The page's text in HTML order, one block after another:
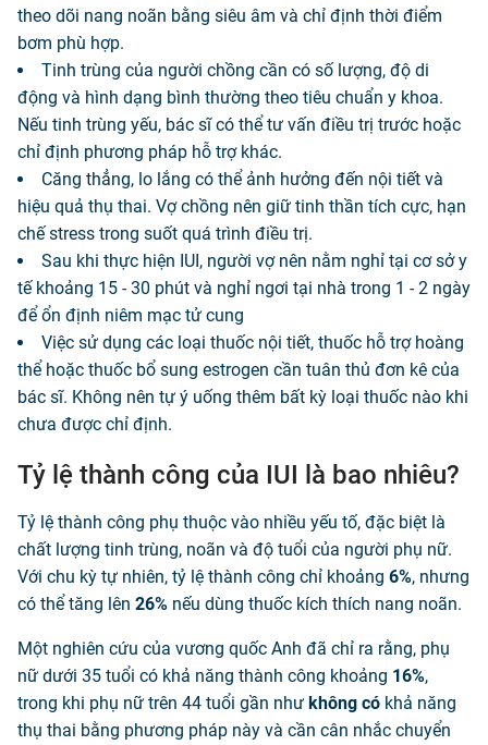
theo dõi nang noãn bằng siêu âm và chỉ định thời điểm
bơm phù hợp.
Tinh trùng của người chồng cần có số lượng, độ di
động và hình dạng bình thường theo tiêu chuẩn y khoa.
Nếu tinh trùng yếu, bác sĩ có thể tư vấn điều trị trước hoặc
chỉ định phương pháp hỗ trợ khác.
Căng thẳng, lo lắng có thể ảnh hưởng đến nội tiết và
hiệu quả thụ thai. Vợ chồng nên giữ tinh thần tích cực, hạn
chế stress trong suốt quá trình điều trị.
Sau khi thực hiện IUI, người vợ nên nằm nghỉ tại cơ sở y
tế khoảng 15 - 30 phút và nghỉ ngơi tại nhà trong 1 - 2 ngày
để ổn định niêm mạc tử cung
Việc sử dụng các loại thuốc nội tiết, thuốc hỗ trợ hoàng
thể hoặc thuốc bổ sung estrogen cần tuân thủ đơn kê của
bác sĩ. Không nên tự ý uống thêm bất kỳ loại thuốc nào khi
chưa được chỉ định.
Tỷ lệ thành công của IUI là bao nhiêu?
Tỷ lệ thành công phụ thuộc vào nhiều yếu tố, đặc biệt là
chất lượng tinh trùng, noãn và độ tuổi của người phụ nữ.
Với chu kỳ tự nhiên, tỷ lệ thành công chỉ khoảng 6%, nhưng
có thể tăng lên 26% nếu dùng thuốc kích thích nang noãn.
Một nghiên cứu của vương quốc Anh đã chỉ ra rằng, phụ
nữ dưới 35 tuổi có khả năng thành công khoảng 16%,
trong khi phụ nữ trên 44 tuổi gần như không có khả năng
thụ thai bằng phương pháp này và cần cân nhắc chuyển